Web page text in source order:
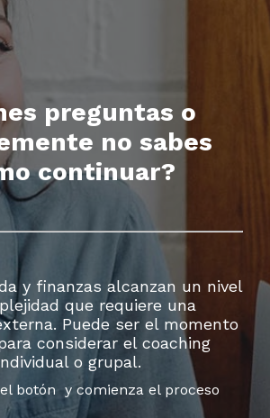
preguntas o
no sabes
continuar?
y finanzas alcanzan un nivel
que requiere una
Puede ser el momento
considerar el coaching
o grupal.
botón y comienza el proceso